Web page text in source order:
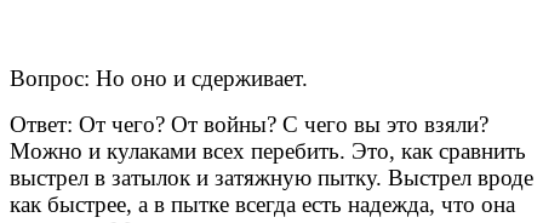
Вопрос: Но оно и сдерживает.
Ответ: От чего? От войны? С чего вы это взяли?
Можно и кулаками всех перебить. Это, как сравнить
выстрел в затылок и затяжную пытку. Выстрел вроде
как быстрее, а в пытке всегда есть надежда, что она